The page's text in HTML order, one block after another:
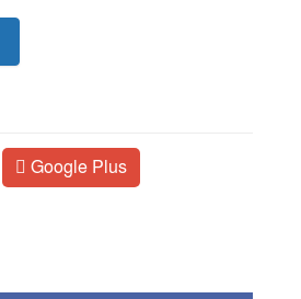
Google Plus